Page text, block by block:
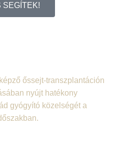
SEGÍTEK!
őssejt-transzplantáción
nyújt hatékony
gyógyító közelségét a